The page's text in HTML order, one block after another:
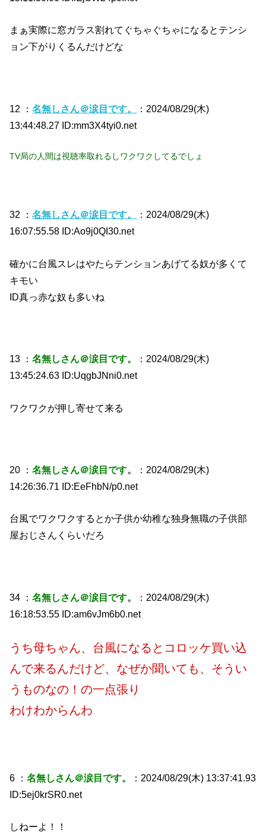
まぁ実際に窓ガラス割れてぐちゃぐちゃになるとテンシ
ョン下がりくるんだけどな
12 ：名無しさん＠涙目です。
：2024/08/29(木)
13:44:48.27 ID:mm3X4tyi0.net
TV局の人間は視聴率取れるしワクワクしてるでしょ
32 ：名無しさん＠涙目です。
：2024/08/29(木)
16:07:55.58 ID:Ao9j0QI30.net
確かに台風スレはやたらテンションあげてる奴が多くて
キモい
ID真っ赤な奴も多いね
13 ：名無しさん＠涙目です。
：2024/08/29(木)
13:45:24.63 ID:UqgbJNni0.net
ワクワクが押し寄せて来る
20 ：名無しさん＠涙目です。
：2024/08/29(木)
14:26:36.71 ID:EeFhbN/p0.net
台風でワクワクするとか子供か幼稚な独身無職の子供部
屋おじさんくらいだろ
34 ：名無しさん＠涙目です。
：2024/08/29(木)
16:18:53.55 ID:am6vJm6b0.net
うち母ちゃん、台風になるとコロッケ買い込
んで来るんだけど、なぜか聞いても、そうい
うものなの！の一点張り
わけわからんわ
6 ：名無しさん＠涙目です。
：2024/08/29(木) 13:37:41.93
ID:5ej0krSR0.net
しねーよ！！